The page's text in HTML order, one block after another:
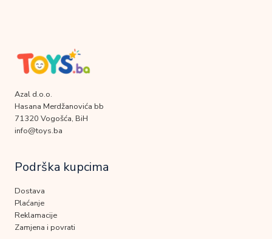
Azal d.o.o.
Hasana Merdžanovića bb
71320 Vogošća, BiH
info@toys.ba
Podrška kupcima
Dostava
Plaćanje
Reklamacije
Zamjena i povrati